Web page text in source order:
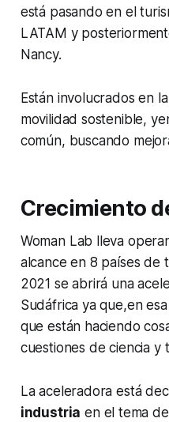
está pasando en el
LATAM y
Nancy.
Están involucrados en
movilidad sostenible,
común, buscando
Crecimiento
Woman Lab lleva
alcance en 8 países de
2021 se abrirá una
Sudáfrica ya que,en
que están haciendo
cuestiones de ciencia y
La aceleradora está
industria en el tema de